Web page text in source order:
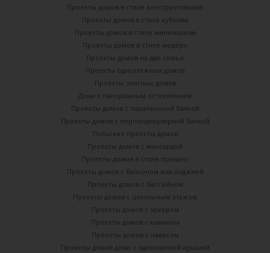
Проекты домов в стиле конструктивизма
Проекты домов в стиле кубизма
Проекты домов в стиле минимализм
Проекты домов в стиле модерн
Проекты домов на две семьи
Проекты одноэтажных домов
Проекты элитных домов
Дома с панорамным остеклением
Проекты домов с паралельной балкой
Проекты домов с перпендикулярной балкой
Польские проекты домов
Проекты домов с мансардой
Проекты домов в стиле прованс
Проекты домов с балконом или лоджией
Проекты домов с бассейном
Проекты домов с цокольным этажом
Проекты домов с эркером
Проекты домов с камином
Проекты домов с навесом
Проекты домов дома с односкатной крышей